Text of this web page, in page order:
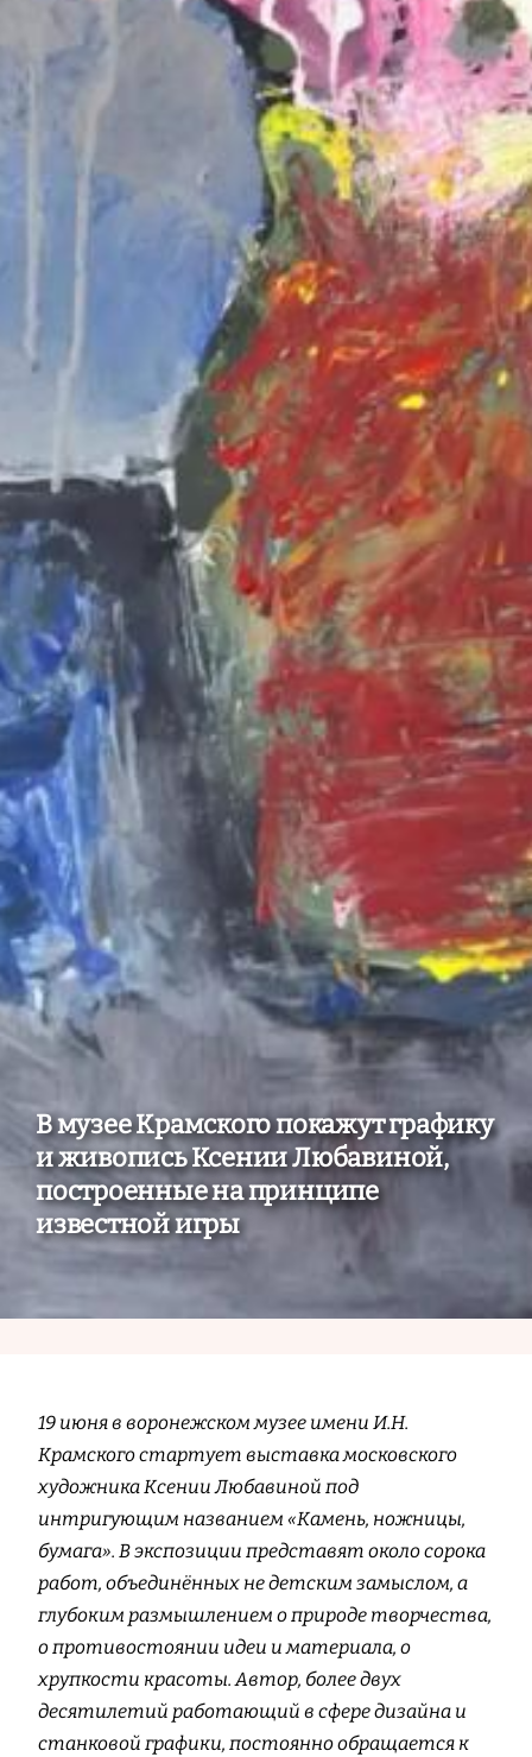
В музее Крамского покажут графику
и живопись Ксении Любавиной,
построенные на принципе
известной игры
19 июня в воронежском музее имени И.Н.
Крамского стартует выставка московского
художника Ксении Любавиной под
интригующим названием «Камень, ножницы,
бумага». В экспозиции представят около сорока
работ, объединённых не детским замыслом, а
глубоким размышлением о природе творчества,
о противостоянии идеи и материала, о
хрупкости красоты. Автор, более двух
десятилетий работающий в сфере дизайна и
станковой графики, постоянно обращается к